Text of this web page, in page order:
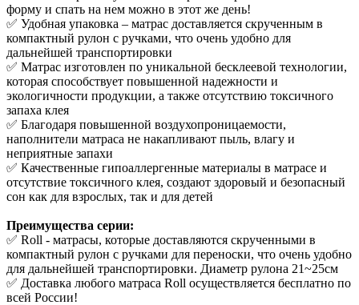
форму и спать на нем можно в этот же день!
✅ Удобная упаковка – матрас доставляется скрученным в
компактный рулон с ручками, что очень удобно для
дальнейшей транспортировки
✅ Матрас изготовлен по уникальной бесклеевой технологии,
которая способствует повышенной надежности и
экологичности продукции, а также отсутствию токсичного
запаха клея
✅ Благодаря повышенной воздухопроницаемости,
наполнители матраса не накапливают пыль, влагу и
неприятные запахи
✅ Качественные гипоаллергенные материалы в матрасе и
отсутствие токсичного клея, создают здоровый и безопасный
сон как для взрослых, так и для детей
Преимущества серии:
✅ Roll - матрасы, которые доставляются скрученными в
компактный рулон с ручками для переноски, что очень удобно
для дальнейшей транспортировки. Диаметр рулона 21~25см
✅ Доставка любого матраса Roll осуществляется бесплатно по
всей России!